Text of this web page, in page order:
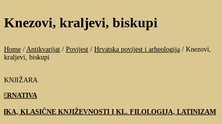
Knezovi, kraljevi, biskupi
Home / Antikvarijat / Povijest / Hrvatska povijest i arheologija / Knezovi,
kraljevi, biskupi
KNJIŽARA
KLASIČNE KNJIŽEVNOSTI I KL. FILOLOGIJA, LATINIZAM